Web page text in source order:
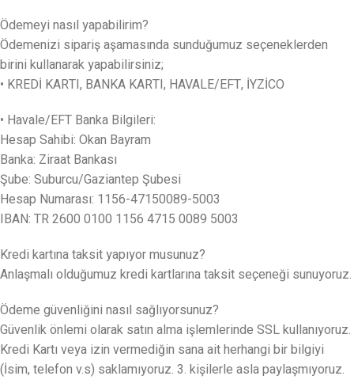
Ödemeyi nasıl yapabilirim?
Ödemenizi sipariş aşamasında sunduğumuz seçeneklerden
birini kullanarak yapabilirsiniz;
• KREDİ KARTI, BANKA KARTI, HAVALE/EFT, İYZİCO
• Havale/EFT Banka Bilgileri:
Hesap Sahibi: Okan Bayram
Banka: Ziraat Bankası
Şube: Suburcu/Gaziantep Şubesi
Hesap Numarası: 1156-47150089-5003
IBAN: TR 2600 0100 1156 4715 0089 5003
Kredi kartına taksit yapıyor musunuz?
Anlaşmalı olduğumuz kredi kartlarına taksit seçeneği sunuyoruz.
Ödeme güvenliğini nasıl sağlıyorsunuz?
Güvenlik önlemi olarak satın alma işlemlerinde SSL kullanıyoruz.
Kredi Kartı veya izin vermediğin sana ait herhangi bir bilgiyi
(İsim, telefon v.s) saklamıyoruz. 3. kişilerle asla paylaşmıyoruz.